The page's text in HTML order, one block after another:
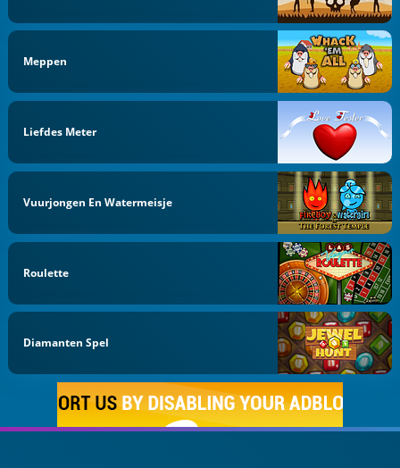
Meppen
Liefdes Meter
Vuurjongen En Watermeisje
Roulette
Diamanten Spel